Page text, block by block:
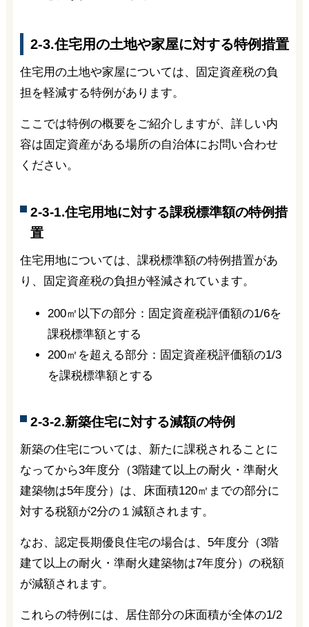
2-3.住宅用の土地や家屋に対する特例措置
住宅用の土地や家屋については、固定資産税の負
担を軽減する特例があります。
ここでは特例の概要をご紹介しますが、詳しい内
容は固定資産がある場所の自治体にお問い合わせ
ください。
2-3-1.住宅用地に対する課税標準額の特例措
置
住宅用地については、課税標準額の特例措置があ
り、固定資産税の負担が軽減されています。
200㎡以下の部分：固定資産税評価額の1/6を
課税標準額とする
200㎡を超える部分：固定資産税評価額の1/3
を課税標準額とする
2-3-2.新築住宅に対する減額の特例
新築の住宅については、新たに課税されることに
なってから3年度分（3階建て以上の耐火・準耐火
建築物は5年度分）は、床面積120㎡までの部分に
対する税額が2分の１減額されます。
なお、認定長期優良住宅の場合は、5年度分（3階
建て以上の耐火・準耐火建築物は7年度分）の税額
が減額されます。
これらの特例には、居住部分の床面積が全体の1/2